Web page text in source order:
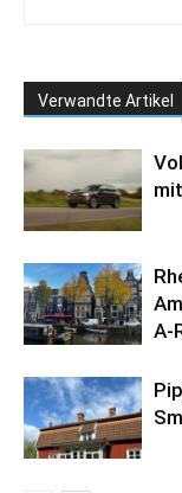
Verwandte Artikel
A-